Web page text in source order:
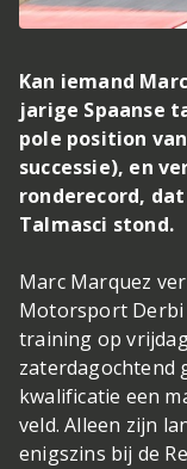
Kan iemand
jarige Spaanse
pole position
successie), en
ronderecord, dat
Talmasci stond.
Marc Marquez
Motorsport Derbi
training op
zaterdagochtend
kwalificatie een
veld. Alleen zijn
enigszins bij de